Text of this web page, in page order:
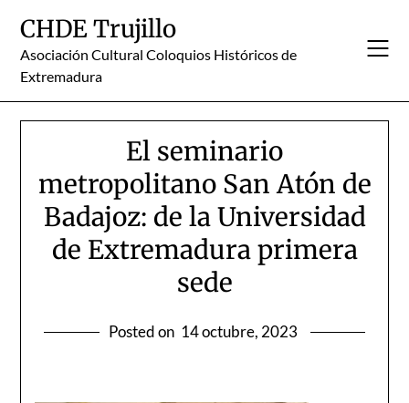
content
CHDE Trujillo
Asociación Cultural Coloquios Históricos de
Extremadura
El seminario
metropolitano San Atón de
Badajoz: de la Universidad
de Extremadura primera
sede
Posted on 14 octubre, 2023